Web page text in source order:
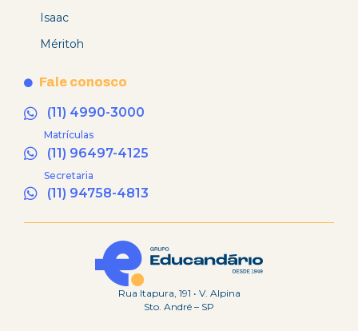
Isaac
Méritoh
Fale conosco
(11) 4990-3000
Matrículas
(11) 96497-4125
Secretaria
(11) 94758-4813
Rua Itapura, 191 • V. Alpina
Sto. André – SP